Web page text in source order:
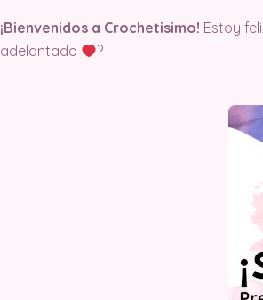
¡Bienvenidos a Crochetisimo! Estoy
adelantado
?